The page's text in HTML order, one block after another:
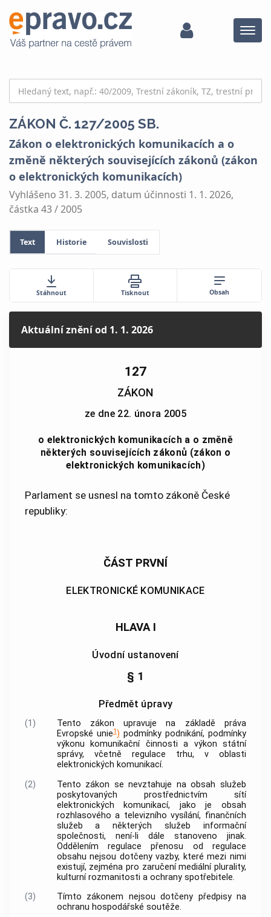
Menu
ZÁKON Č. 127/2005 SB.
Zákon o elektronických komunikacích a o
změně některých souvisejících zákonů (zákon
o elektronických komunikacích)
Vyhlášeno 31. 3. 2005, datum účinnosti 1. 1. 2026,
částka 43 / 2005
Text Historie Souvislosti
Stáhnout Tisknout Obsah
Aktuální zněníod 1. 1. 2026
127
ZÁKON
ze dne 22. února 2005
o elektronických komunikacích a o změně
některých souvisejících zákonů (zákon o
elektronických komunikacích)
Parlament se usnesl na tomto zákoně České
republiky:
ČÁST PRVNÍ
ELEKTRONICKÉ KOMUNIKACE
HLAVA I
Úvodní ustanovení
§ 1
Předmět úpravy
(1)
Tento zákon upravuje na základě práva
Evropské unie1) podmínky podnikání, podmínky
výkonu komunikační činnosti a výkon státní
správy, včetně regulace trhu, v oblasti
elektronických komunikací.
(2)
Tento zákon se nevztahuje na obsah služeb
poskytovaných prostřednictvím sítí
elektronických komunikací, jako je obsah
rozhlasového a televizního vysílání, finančních
služeb a některých služeb informační
společnosti, není-li dále stanoveno jinak.
Oddělením regulace přenosu od regulace
obsahu nejsou dotčeny vazby, které mezi nimi
existují, zejména pro zaručení mediální plurality,
kulturní rozmanitosti a ochrany spotřebitele.
(3)
Tímto zákonem nejsou dotčeny předpisy na
ochranu hospodářské soutěže.